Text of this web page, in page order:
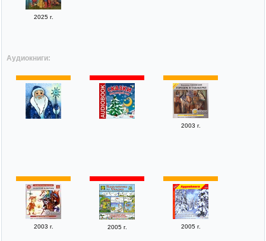
2025 г.
Аудиокниги:
2003 г.
2003 г. 2005 г. 2005 г.